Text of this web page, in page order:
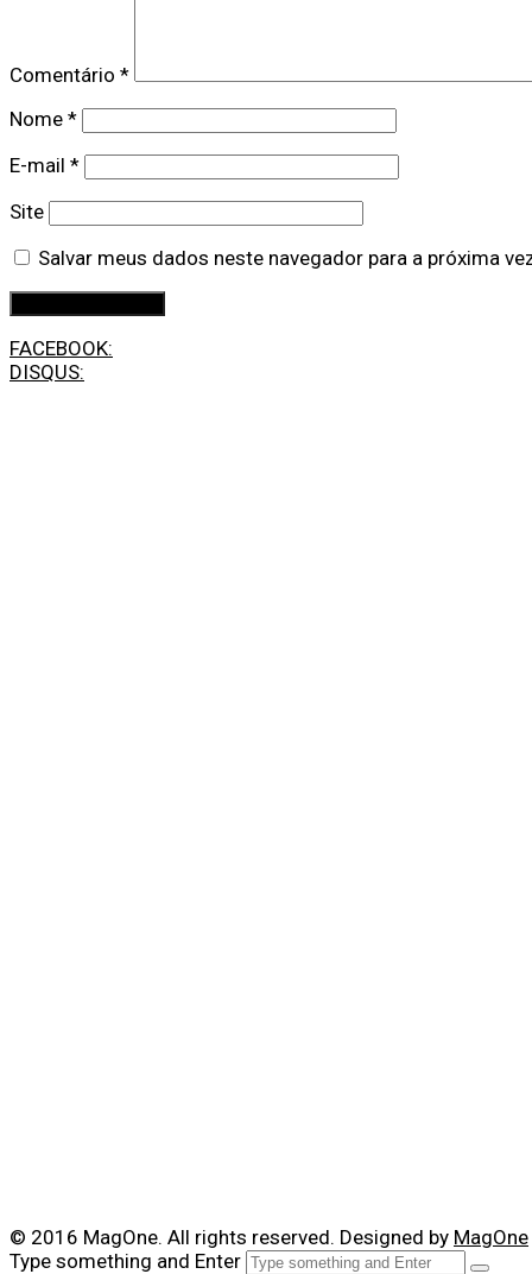
Comentário *
Nome *
E-mail *
Site
Salvar meus dados neste navegador para a próxima
FACEBOOK:
DISQUS:
© 2016 MagOne. All rights reserved. Designed by MagOne
Type something and Enter